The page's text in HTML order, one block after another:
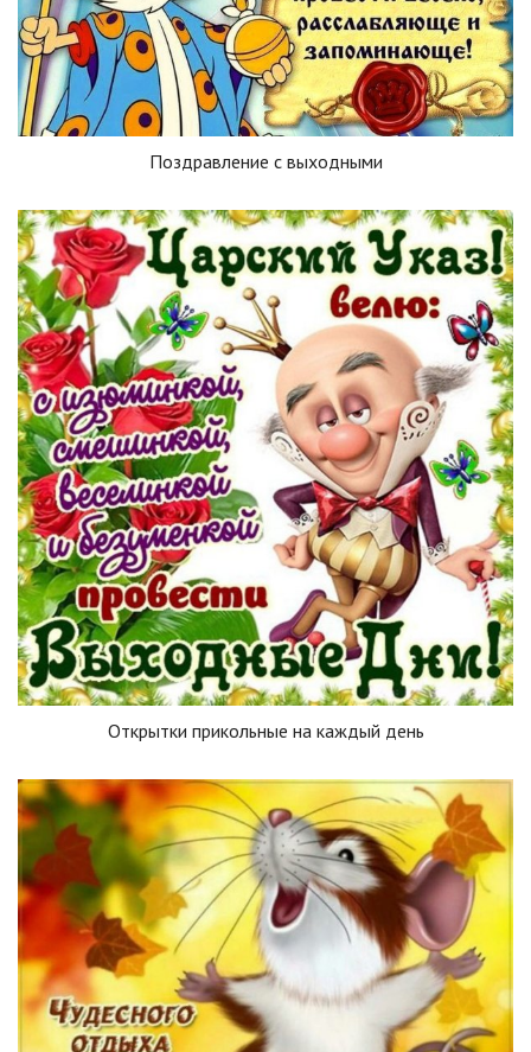
Поздравление с выходными
Открытки прикольные на каждый день